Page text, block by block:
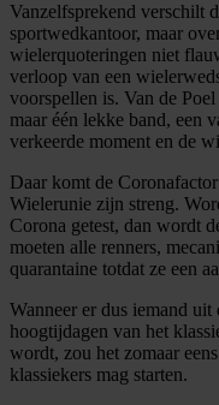
Vanzelfsprekend verschilt
sportwedkantoor, maar
wielerquoteringen niet
verloop van een
voorspellen is. Van de
maar één lekke band, een
verkeerde moment en de
Daar komt de
Wielerunie zijn streng.
Corona getest, dan wordt
moeten alle renners,
quarantaine totdat ze een
Wanneer er dus iemand
hoogtijdagen van het
wordt, zou het zomaar
klassiekers mag starten.